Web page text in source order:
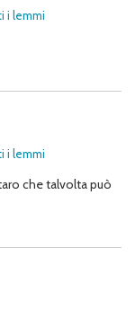
i lemmi
i lemmi
che talvolta può